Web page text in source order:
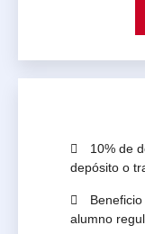
10% de
depósito o
alumno